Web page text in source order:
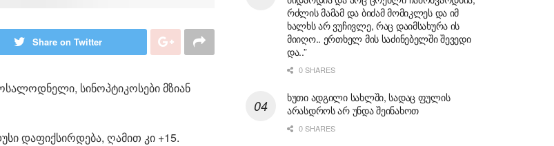
Share on Twitter
სინოპტიკოსები მზიან
დაფიქსირდება, ღამით კი +15.
რძლის მამამ და ბიძამ მომიკლეს და იმ
ხალხს არ ვუჩივლე, რაც დაიმსახურა ის
მიიღო.. ერთხელ მის საძინებელში შევედი
და..”
0 SHARES
ხუთი ადგილი სახლში, სადაც ფულის
არასდროს არ უნდა შეინახოთ
0 SHARES